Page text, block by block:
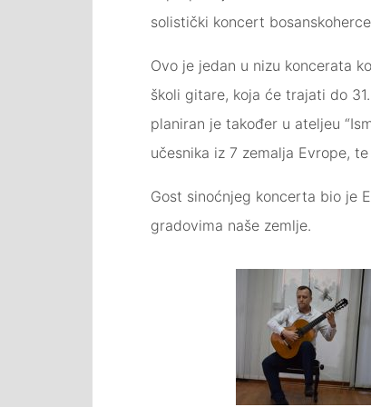
solistički koncert
Ovo je jedan u nizu koncerata
školi gitare, koja će trajati do
planiran je također u ateljeu
učesnika iz 7 zemalja Evrope,
Gost sinoćnjeg koncerta bio je
gradovima naše zemlje.